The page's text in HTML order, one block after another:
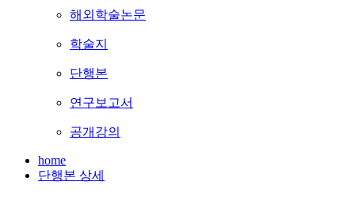
해외학술논문
학술지
단행본
연구보고서
공개강의
home
단행본 상세